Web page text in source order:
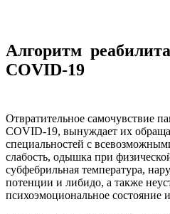
Алгоритм
COVID-19
Отвратительное самочувствие
COVID-19, вынуждает их
специальностей с
слабость, одышка при
субфебрильная температура,
потенции и либидо, а также
психоэмоциональное состояние